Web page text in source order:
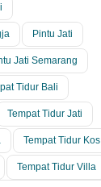
Pintu Jati
Jati Semarang
Tidur Bali
Tempat Tidur Jati
Tempat Tidur Kos
Tempat Tidur Villa